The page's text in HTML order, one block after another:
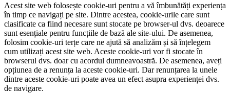
Acest site web folosește cookie-uri pentru a vă îmbunătăți experiența
în timp ce navigați pe site. Dintre acestea, cookie-urile care sunt
clasificate ca fiind necesare sunt stocate pe browser-ul dvs. deoarece
sunt esențiale pentru funcțiile de bază ale site-ului. De asemenea,
folosim cookie-uri terțe care ne ajută să analizăm și să înțelegem
cum utilizați acest site web. Aceste cookie-uri vor fi stocate în
browserul dvs. doar cu acordul dumneavoastră. De asemenea, aveți
opțiunea de a renunța la aceste cookie-uri. Dar renunțarea la unele
dintre aceste cookie-uri poate avea un efect asupra experienței dvs.
de navigare.